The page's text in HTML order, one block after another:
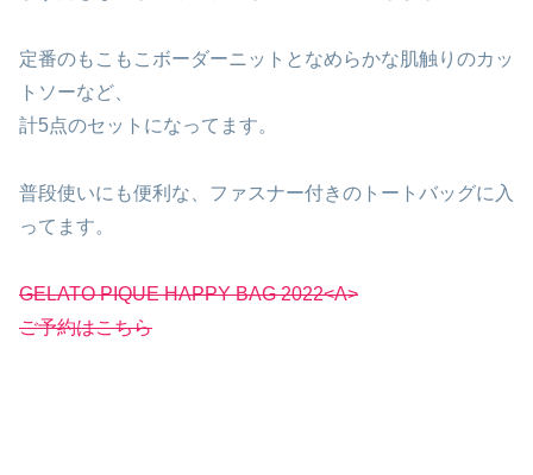
定番のもこもこボーダーニットとなめらかな肌触りのカッ
トソーなど、
計5点のセットになってます。
普段使いにも便利な、ファスナー付きのトートバッグに入
ってます。
GELATO PIQUE HAPPY BAG 2022<A>
ご予約はこちら